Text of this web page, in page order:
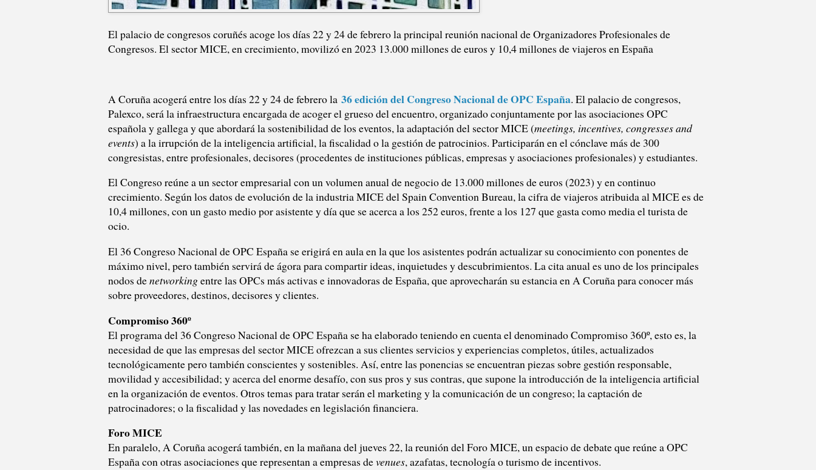
El palacio de congresos coruñés acoge los días 22 y 24 de febrero la principal reunión nacional de Organizadores Profesionales de
Congresos. El sector MICE, en crecimiento, movilizó en 2023 13.000 millones de euros y 10,4 millones de viajeros en España
A Coruña acogerá entre los días 22 y 24 de febrero la 36 edición del Congreso Nacional de OPC España. El palacio de congresos,
Palexco, será la infraestructura encargada de acoger el grueso del encuentro, organizado conjuntamente por las asociaciones OPC
española y gallega y que abordará la sostenibilidad de los eventos, la adaptación del sector MICE (meetings, incentives, congresses and
events) a la irrupción de la inteligencia artificial, la fiscalidad o la gestión de patrocinios. Participarán en el cónclave más de 300
congresistas, entre profesionales, decisores (procedentes de instituciones públicas, empresas y asociaciones profesionales) y estudiantes.
El Congreso reúne a un sector empresarial con un volumen anual de negocio de 13.000 millones de euros (2023) y en continuo
crecimiento. Según los datos de evolución de la industria MICE del Spain Convention Bureau, la cifra de viajeros atribuida al MICE es de
10,4 millones, con un gasto medio por asistente y día que se acerca a los 252 euros, frente a los 127 que gasta como media el turista de
ocio.
El 36 Congreso Nacional de OPC España se erigirá en aula en la que los asistentes podrán actualizar su conocimiento con ponentes de
máximo nivel, pero también servirá de ágora para compartir ideas, inquietudes y descubrimientos. La cita anual es uno de los principales
nodos denetworkingentre las OPCs más activas e innovadoras de España, que aprovecharán su estancia en A Coruña para conocer más
sobre proveedores, destinos, decisores y clientes.
Compromiso 360º
El programa del 36 Congreso Nacional de OPC España se ha elaborado teniendo en cuenta el denominado Compromiso 360º, esto es, la
necesidad de que las empresas del sector MICE ofrezcan a sus clientes servicios y experiencias completos, útiles, actualizados
tecnológicamente pero también conscientes y sostenibles. Así, entre las ponencias se encuentran piezas sobre gestión responsable,
movilidad y accesibilidad; y acerca del enorme desafío, con sus pros y sus contras, que supone la introducción de la inteligencia artificial
en la organización de eventos. Otros temas para tratar serán el marketing y la comunicación de un congreso; la captación de
patrocinadores; o la fiscalidad y las novedades en legislación financiera.
Foro MICE
En paralelo, A Coruña acogerá también, en la mañana del jueves 22, la reunión del Foro MICE, un espacio de debate que reúne a OPC
España con otras asociaciones que representan a empresas devenues, azafatas, tecnología o turismo de incentivos.